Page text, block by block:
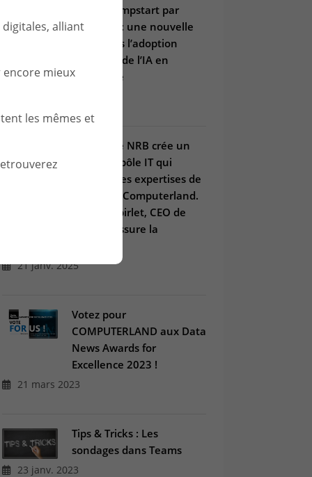
alliant
mieux
les mêmes et
Copilot Jumpstart par
Microsoft : une nouvelle
étape vers l’adoption
maîtrisée de l’IA en
entreprise
Le Groupe NRB crée un
nouveau pôle IT qui
combine les expertises de
Win et de Computerland.
Arnaud Spirlet, CEO de
Win, en assure la
21 janv. 2025
Votez pour
COMPUTERLAND aux Data
News Awards for
Excellence 2023 !
21 mars 2023
Tips & Tricks : Les
sondages dans Teams
23 janv. 2023